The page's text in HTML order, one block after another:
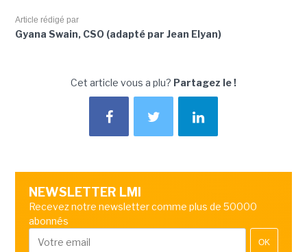
Article rédigé par
Gyana Swain, CSO (adapté par Jean Elyan)
Cet article vous a plu? Partagez le !
NEWSLETTER LMI
Recevez notre newsletter comme plus de 50000
abonnés
OK